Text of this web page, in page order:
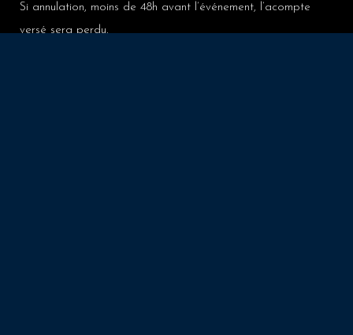
Si annulation, moins de 48h avant l’événement, l’acompte
versé sera perdu.